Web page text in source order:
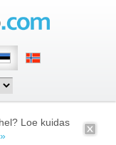
Loe kuidas